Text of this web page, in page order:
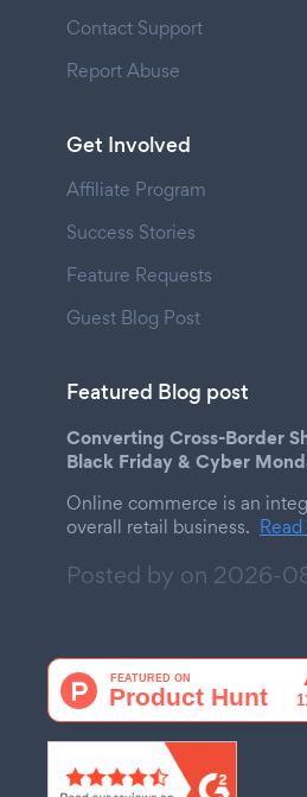
Contact Support
Report Abuse
Get Involved
Affiliate Program
Success Stories
Feature Requests
Guest Blog Post
Featured Blog post
Converting Cross-Border
Black Friday & Cyber
Online commerce is an
overall retail business.
Posted by on 2026-